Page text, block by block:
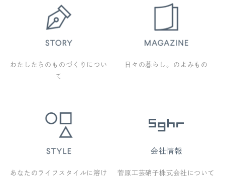
わたしたちのものづくりについ
て
日々の暮らし。のよみもの
あなたのライフスタイルに溶け
菅原工芸硝子株式会社について